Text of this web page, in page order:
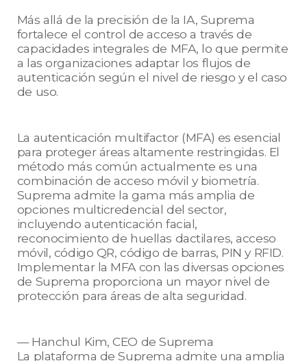
Más allá de la precisión de la IA, Suprema
fortalece el control de acceso a través de
capacidades integrales de MFA, lo que permite
a las organizaciones adaptar los flujos de
autenticación según el nivel de riesgo y el caso
de uso.
La autenticación multifactor (MFA) es esencial
para proteger áreas altamente restringidas. El
método más común actualmente es una
combinación de acceso móvil y biometría.
Suprema admite la gama más amplia de
opciones multicredencial del sector,
incluyendo autenticación facial,
reconocimiento de huellas dactilares, acceso
móvil, código QR, código de barras, PIN y RFID.
Implementar la MFA con las diversas opciones
de Suprema proporciona un mayor nivel de
protección para áreas de alta seguridad.
— Hanchul Kim, CEO de Suprema
La plataforma de Suprema admite una amplia